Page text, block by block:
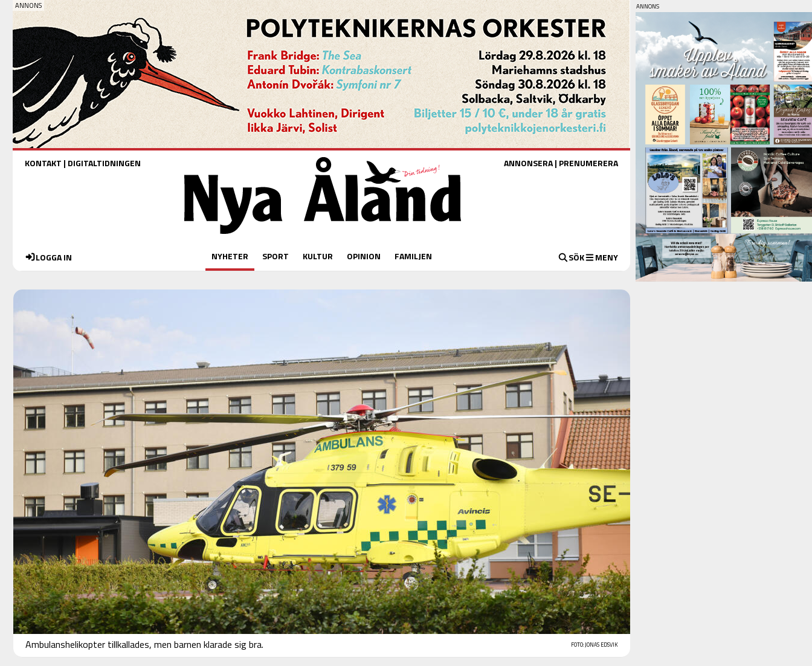
KONTAKT | DIGITALTIDNINGEN ANNONSERA| PRENUMERERA
LOGGA IN NYHETER SPORT KULTUR OPINION FAMILJEN SÖK MENY
FOTO: JONAS EDSVIK
Ambulanshelikopter tillkallades, men barnen klarade sig bra.